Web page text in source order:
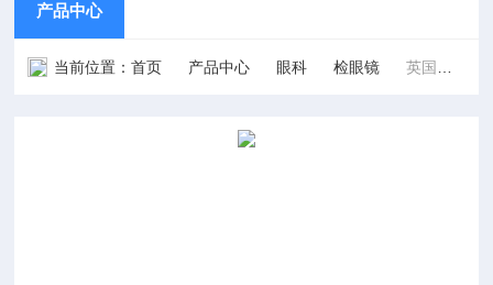
产品中心
当前位置：首页 产品中心 眼科 检眼镜 英国凯乐keeler Pocket直接检眼镜